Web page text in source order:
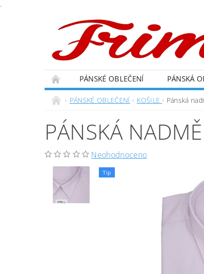
.
PÁNSKÉ OBLEČENÍ PÁNSKÁ
PÁNSKÉ OBLEČENÍ KOŠILE Pánská
PÁNSKÁ
Neohodnoceno
Tip